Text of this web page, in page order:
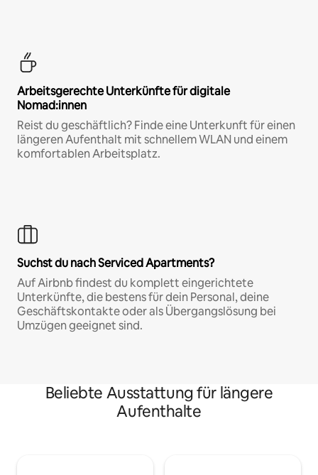
Arbeitsgerechte Unterkünfte für digitale
Nomad:innen
Reist du geschäftlich? Finde eine Unterkunft für einen
längeren Aufenthalt mit schnellem WLAN und einem
komfortablen Arbeitsplatz.
Suchst du nach Serviced Apartments?
Auf Airbnb findest du komplett eingerichtete
Unterkünfte, die bestens für dein Personal, deine
Geschäftskontakte oder als Übergangslösung bei
Umzügen geeignet sind.
Beliebte Ausstattung für längere
Aufenthalte